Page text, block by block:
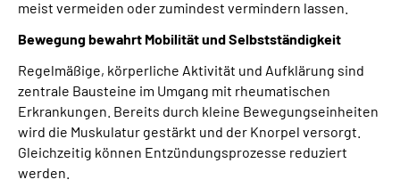
meist vermeiden oder zumindest vermindern lassen.
Bewegung bewahrt Mobilität und Selbstständigkeit
Regelmäßige, körperliche Aktivität und Aufklärung sind
zentrale Bausteine im Umgang mit rheumatischen
Erkrankungen. Bereits durch kleine Bewegungseinheiten
wird die Muskulatur gestärkt und der Knorpel versorgt.
Gleichzeitig können Entzündungsprozesse reduziert
werden.